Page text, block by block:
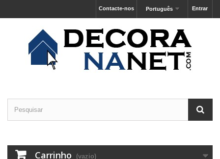
Entrar
Português
Contacte-nos
Carrinho (vazio)